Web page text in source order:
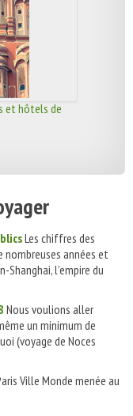
et hôtels de
Les chiffres des
nombreuses années et
l’empire du
Nous voulions aller
un minimum de
(voyage de Noces
Ville Monde menée au